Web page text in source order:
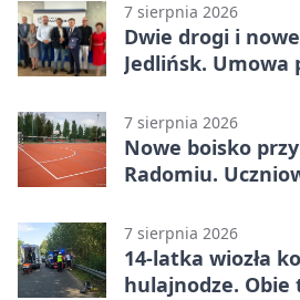
7 sierpnia 2026
Dwie drogi i
Jedlińsk. Umowa
7 sierpnia 2026
Nowe boisko
Radomiu.
7 sierpnia 2026
14-latka wiozła
hulajnodze. Obie